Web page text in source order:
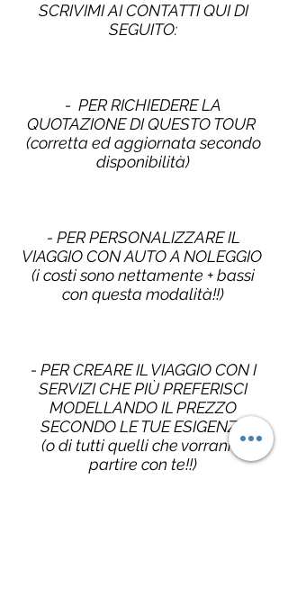
SCRIVIMI AI CONTATTI QUI DI
SEGUITO:
- PER RICHIEDERE LA
QUOTAZIONE DI QUESTO TOUR
(corretta ed aggiornata secondo
disponibilità)
- PER PERSONALIZZARE IL
VIAGGIO CON AUTO A NOLEGGIO
(i costi sono nettamente + bassi
con questa modalità!!)
- PER CREARE IL VIAGGIO CON I
SERVIZI CHE PIÙ PREFERISCI
MODELLANDO IL PREZZO
SECONDO LE TUE ESIGENZE
(o di tutti quelli che vorranno
partire con te!!)